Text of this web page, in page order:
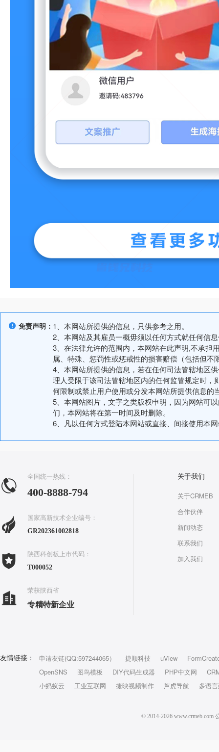
免责声明： 1、本网站所提供的信息，只供参考之用。
2、本网站及其雇员一概毋须以任何方式就任何信
3、在法律允许的范围内，本网站在此声明,不承担
属、特殊、惩罚性或惩戒性的损害赔偿（包括但
4、本网站所提供的信息，若在任何司法管辖地区
理人受限于该司法管辖地区内的任何监管规定时
何限制或禁止用户使用或分发本网站所提供信息的
5、本网站图片，文字之类版权申明，因为网站可
们，本网站将在第一时间及时删除。
6、凡以任何方式登陆本网站或直接、间接使用本
全国统一热线：
400-8888-794
国家高新技术企业编号：
GR202361002818
陕西科创板上市代码：
T000052
荣获陕西省
专精特新企业
关于我们
关于CRMEB
合作伙伴
新闻动态
联系我们
加入我们
友情链接： 申请友链(QQ:597244065） 捷顺科技 uView
OpenSNS
图鸟模板 DIY代码生成器 PHP中文网
小蚂蚁云
工业互联网 捷映视频制作 芦虎导航 多语
© 2014-2026